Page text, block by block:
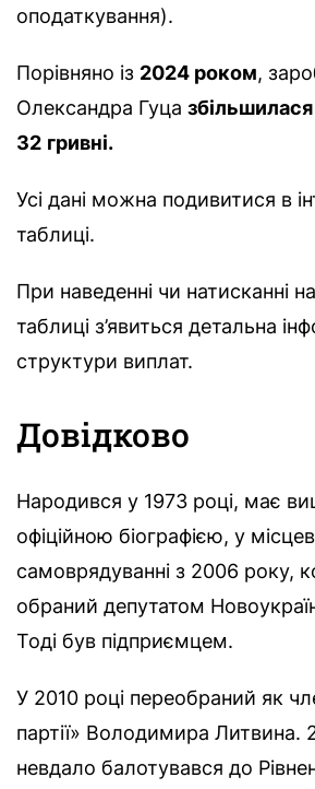
оподаткування).
Порівняно із 2024 роком,
Олександра Гуца
32 гривні.
Усі дані можна подивитися в
таблиці.
При наведенні чи натисканні
таблиці з’явиться детальна
структури виплат.
Довідково
Народився у 1973 році, має
офіційною біографією, у
самоврядуванні з 2006 року,
обраний депутатом
Тоді був підприємцем.
У 2010 році переобраний як
партії» Володимира Литвина.
невдало балотувався до